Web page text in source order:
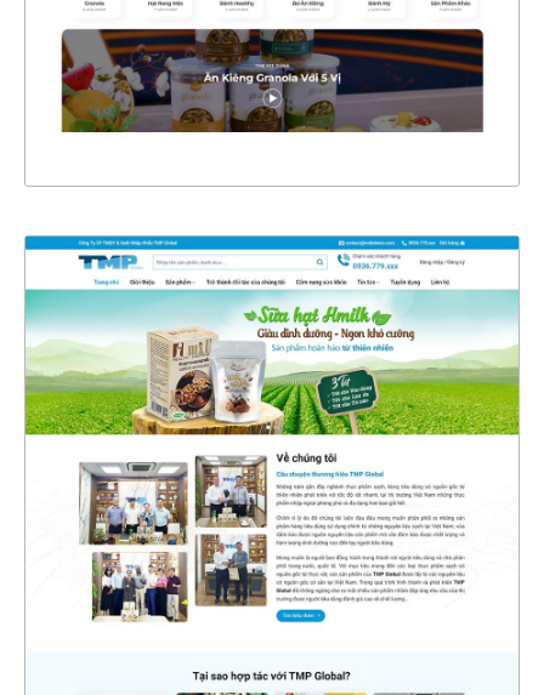
CHI TIẾT
XEM THỰC TẾ
47294